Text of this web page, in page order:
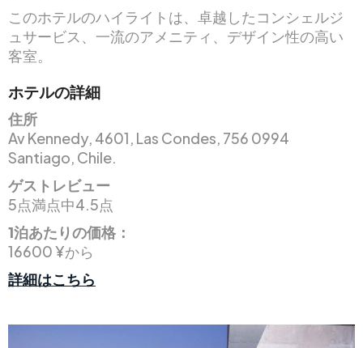
このホテルのハイライトは、卓越したコンシェルジ
ュサービス、一流のアメニティ、デザイン性の高い
客室。
ホテルの詳細
住所
Av Kennedy, 4601, Las Condes, 756 0994
Santiago, Chile.
ゲストレビュー
5点満点中4.5点
1泊あたりの価格：
16600 ¥から
詳細はこちら